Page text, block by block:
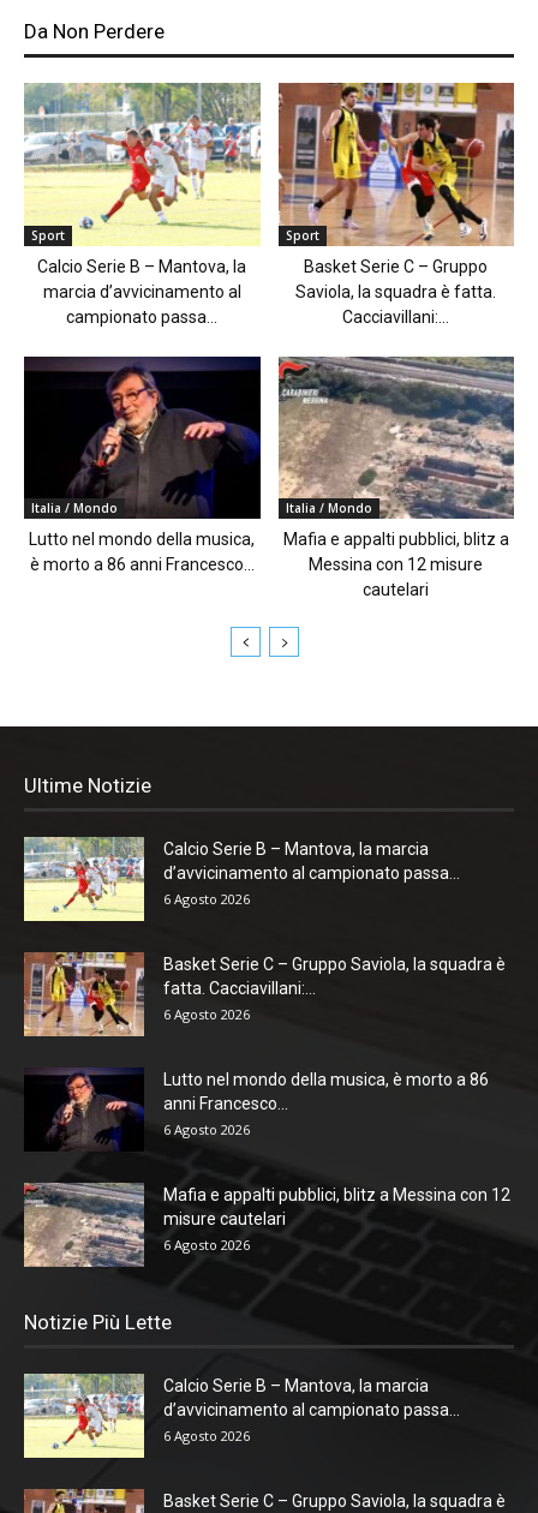
Da Non Perdere
Sport
Calcio Serie B – Mantova, la
marcia d’avvicinamento al
campionato passa...
Sport
Basket Serie C – Gruppo
Saviola, la squadra è fatta.
Cacciavillani:...
Italia / Mondo
Lutto nel mondo della musica,
è morto a 86 anni Francesco...
Italia / Mondo
Mafia e appalti pubblici, blitz a
Messina con 12 misure
cautelari
Ultime Notizie
Calcio Serie B – Mantova, la marcia
d’avvicinamento al campionato passa...
6 Agosto 2026
Basket Serie C – Gruppo Saviola, la squadra è
fatta. Cacciavillani:...
6 Agosto 2026
Lutto nel mondo della musica, è morto a 86
anni Francesco...
6 Agosto 2026
Mafia e appalti pubblici, blitz a Messina con 12
misure cautelari
6 Agosto 2026
Notizie Più Lette
Calcio Serie B – Mantova, la marcia
d’avvicinamento al campionato passa...
6 Agosto 2026
Basket Serie C – Gruppo Saviola, la squadra è